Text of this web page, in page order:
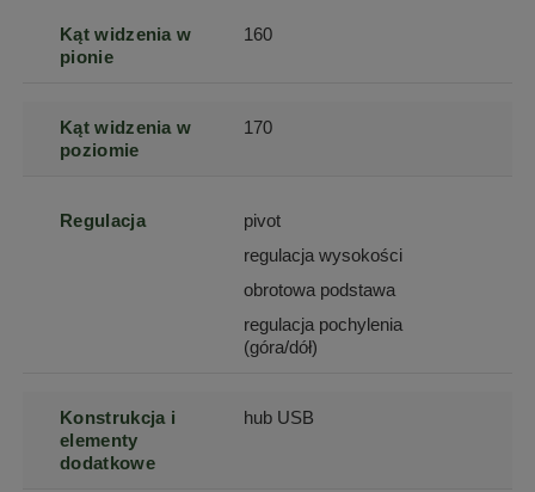
Kąt widzenia w
pionie
160
Kąt widzenia w
poziomie
170
Regulacja
pivot
regulacja wysokości
obrotowa podstawa
regulacja pochylenia
(góra/dół)
Konstrukcja i
elementy
dodatkowe
hub USB